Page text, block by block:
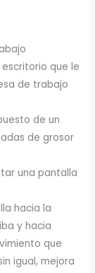
que le
de trabajo
de un
de grosor
una pantalla
hacia la
y hacia
que
igual, mejora